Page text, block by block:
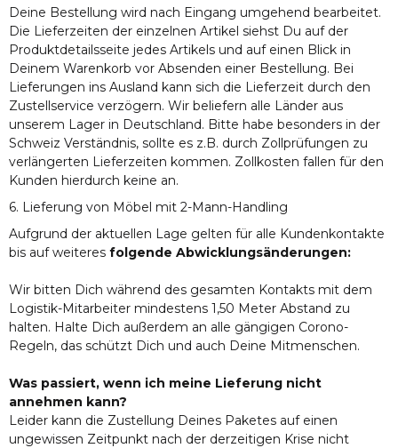
Deine Bestellung wird nach Eingang umgehend bearbeitet.
Die Lieferzeiten der einzelnen Artikel siehst Du auf der
Produktdetailsseite jedes Artikels und auf einen Blick in
Deinem Warenkorb vor Absenden einer Bestellung. Bei
Lieferungen ins Ausland kann sich die Lieferzeit durch den
Zustellservice verzögern. Wir beliefern alle Länder aus
unserem Lager in Deutschland. Bitte habe besonders in der
Schweiz Verständnis, sollte es z.B. durch Zollprüfungen zu
verlängerten Lieferzeiten kommen. Zollkosten fallen für den
Kunden hierdurch keine an.
6. Lieferung von Möbel mit 2-Mann-Handling
Aufgrund der aktuellen Lage gelten für alle Kundenkontakte
bis auf weiteres folgende Abwicklungsänderungen:
Wir bitten Dich während des gesamten Kontakts mit dem
Logistik-Mitarbeiter mindestens 1,50 Meter Abstand zu
halten. Halte Dich außerdem an alle gängigen Corono-
Regeln, das schützt Dich und auch Deine Mitmenschen.
Was passiert, wenn ich meine Lieferung nicht
annehmen kann?
Leider kann die Zustellung Deines Paketes auf einen
ungewissen Zeitpunkt nach der derzeitigen Krise nicht